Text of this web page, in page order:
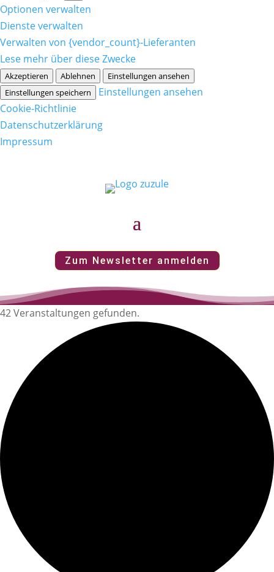
Optionen verwalten
Dienste verwalten
Verwalten von {vendor_count}-Lieferanten
Lese mehr über diese Zwecke
Akzeptieren Ablehnen
Einstellungen ansehen
Einstellungen speichern
Einstellungen ansehen
Cookie-Richtlinie
Datenschutzerklärung
Impressum
Zum Newsletter anmelden
42 Veranstaltungen gefunden.